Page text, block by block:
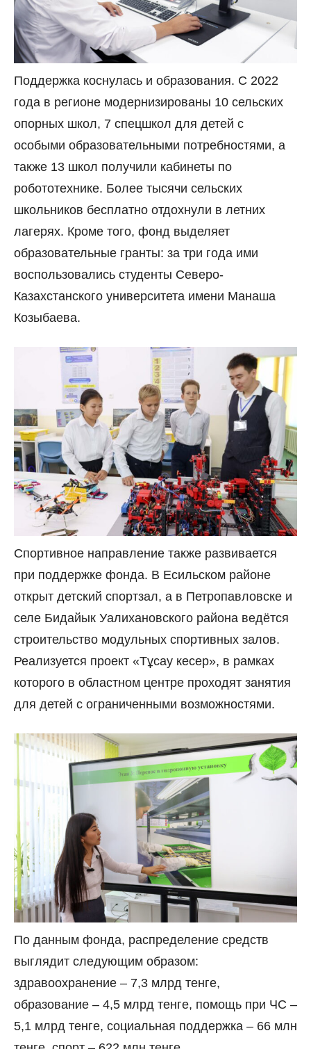
Поддержка коснулась и образования. С 2022
года в регионе модернизированы 10 сельских
опорных школ, 7 спецшкол для детей с
особыми образовательными потребностями, а
также 13 школ получили кабинеты по
робототехнике. Более тысячи сельских
школьников бесплатно отдохнули в летних
лагерях. Кроме того, фонд выделяет
образовательные гранты: за три года ими
воспользовались студенты Северо-
Казахстанского университета имени Манаша
Козыбаева.
Спортивное направление также развивается
при поддержке фонда. В Есильском районе
открыт детский спортзал, а в Петропавловске и
селе Бидайык Уалихановского района ведётся
строительство модульных спортивных залов.
Реализуется проект «Тұсау кесер», в рамках
которого в областном центре проходят занятия
для детей с ограниченными возможностями.
По данным фонда, распределение средств
выглядит следующим образом:
здравоохранение – 7,3 млрд тенге,
образование – 4,5 млрд тенге, помощь при ЧС –
5,1 млрд тенге, социальная поддержка – 66 млн